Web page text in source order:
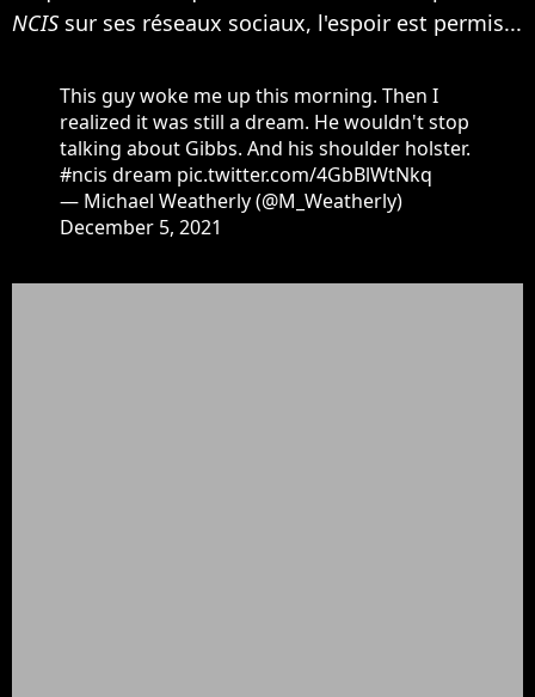
NCISsur ses réseaux sociaux, l'espoir est permis...
This guy woke me up this morning. Then I
realized it was still a dream. He wouldn't stop
talking about Gibbs. And his shoulder holster.
#ncis dream pic.twitter.com/4GbBlWtNkq
— Michael Weatherly (@M_Weatherly)
December 5, 2021